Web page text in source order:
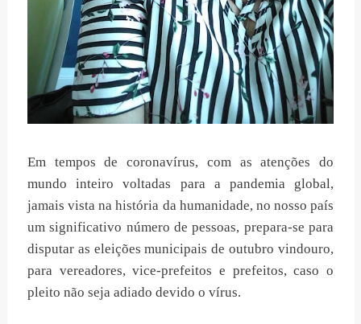
Em tempos de coronavírus, com as atenções do
mundo inteiro voltadas para a pandemia global,
jamais vista na história da humanidade, no nosso país
um significativo número de pessoas, prepara-se para
disputar as eleições municipais de outubro vindouro,
para vereadores, vice-prefeitos e prefeitos, caso o
pleito não seja adiado devido o vírus.